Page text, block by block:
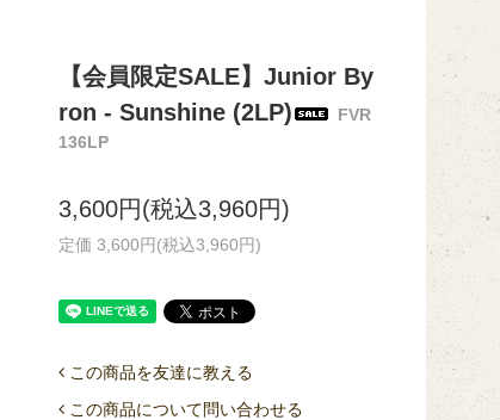
【会員限定SALE】Junior By
ron - Sunshine (2LP)
FVR
136LP
3,600円(税込3,960円)
定価 3,600円(税込3,960円)
この商品を友達に教える
この商品について問い合わせる